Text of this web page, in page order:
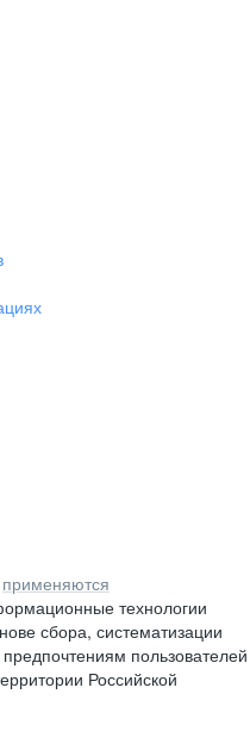
применяются
технологии
сбора, систематизации
пользователей
Российской